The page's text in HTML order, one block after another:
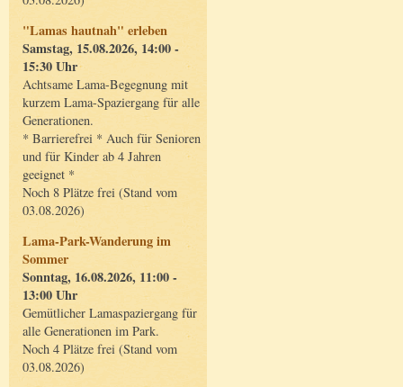
"Lamas hautnah" erleben
Samstag, 15.08.2026, 14:00 -
15:30 Uhr
Achtsame Lama-Begegnung mit
kurzem Lama-Spaziergang für alle
Generationen.
* Barrierefrei * Auch für Senioren
und für Kinder ab 4 Jahren
geeignet *
Noch 8 Plätze frei (Stand vom
03.08.2026)
Lama-Park-Wanderung im
Sommer
Sonntag, 16.08.2026, 11:00 -
13:00 Uhr
Gemütlicher Lamaspaziergang für
alle Generationen im Park.
Noch 4 Plätze frei (Stand vom
03.08.2026)